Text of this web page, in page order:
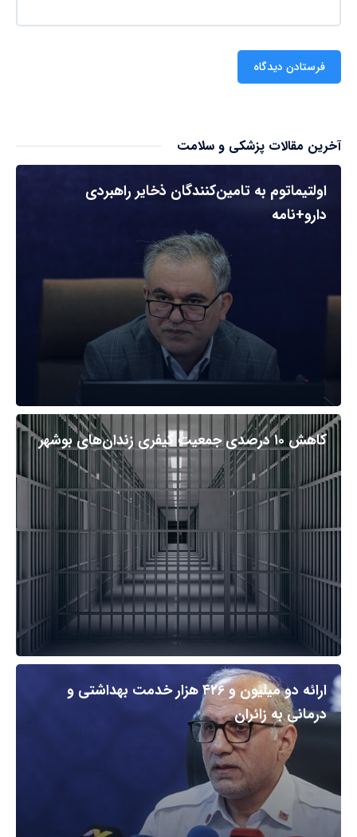
آخرین مقالات پزشکی و سلامت
اولتیماتوم به تامین‌کنندگان ذخایر راهبردی
دارو+نامه
کاهش ۱۰ درصدی جمعیت کیفری زندان‌های بوشهر
ارائه دو میلیون و ۴۲۶ هزار خدمت بهداشتی و
درمانی به زائران